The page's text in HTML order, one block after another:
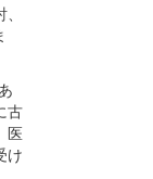
古
医
け